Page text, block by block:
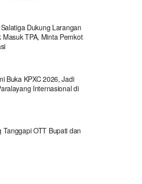
Dukung Larangan
TPA, Minta Pemkot
Buka KPXC 2026, Jadi
Internasional di
OTT Bupati dan